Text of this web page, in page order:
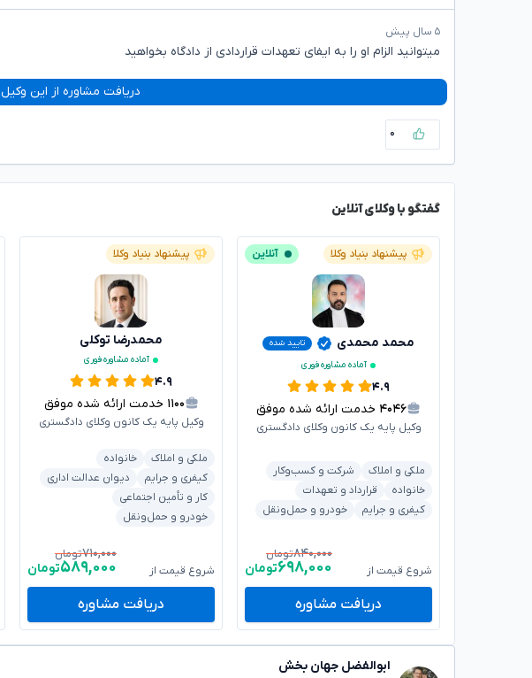
۵ سال پیش
میتوانید الزام او را به ایفای تعهدات قراردادی از دادگاه بخواهید
دریافت مشاوره از این وکیل
۰
گفتگو با وکلای آنلاین
پیشنهاد بنیاد وکلا آنلاین
محمد محمدی
تایید شده
آماده مشاوره فوری
۴.۹
۴۰۴۶ خدمت ارائه شده موفق
وکیل پایه یک کانون وکلای دادگستری
ملکی و املاک
شرکت و کسب‌وکار
خانواده
قرارداد و تعهدات
کیفری و جرایم
خودرو و حمل‌ونقل
شروع قیمت از
۸۴۰,۰۰۰تومان
۶۹۸,۰۰۰تومان
دریافت مشاوره
پیشنهاد بنیاد وکلا
محمدرضا توکلی
آماده مشاوره فوری
۴.۹
۱۱۰۰ خدمت ارائه شده موفق
وکیل پایه یک کانون وکلای دادگستری
ملکی و املاک
خانواده
کیفری و جرایم
دیوان عدالت اداری
کار و تأمین اجتماعی
خودرو و حمل‌ونقل
شروع قیمت از
۷۱۰,۰۰۰تومان
۵۸۹,۰۰۰تومان
دریافت مشاوره
ابوالفضل جهان بخش